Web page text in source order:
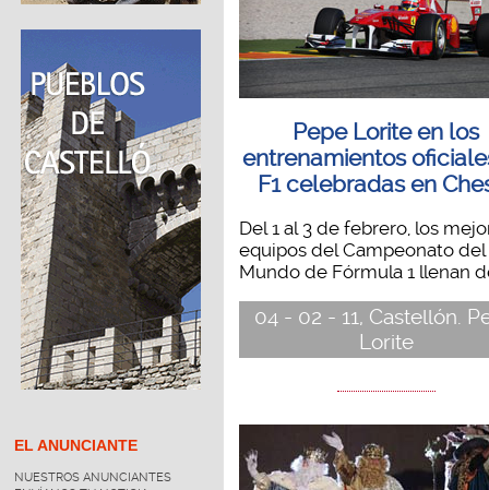
EL ANUNCIANTE
NUESTROS ANUNCIANTES
Pepe Lorite en los
entrenamientos
F1 celebradas en
Del 1 al 3 de febrero, los
equipos del Campeonato del
Mundo de Fórmula 1 llenan
04 - 02 - 11, Castellón.
Lorite